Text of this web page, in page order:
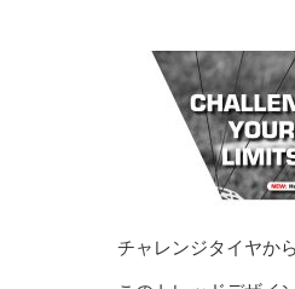
チャレンジタイヤか